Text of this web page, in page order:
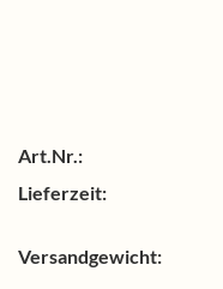
Art.Nr.:
Lieferzeit:
Versandgewicht: